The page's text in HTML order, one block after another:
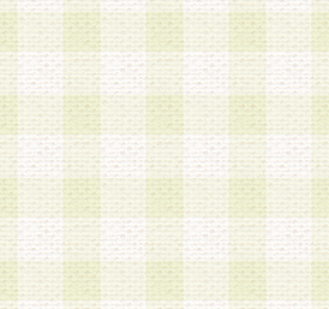
ら事項以外の目的で個人情報を利
意を得たうえで利用するものとし
実施または運営
係る謝礼、景品、調査サンプル品
話、メール等の問い合わせなどへ
に付随する業務
個人を識別することのできる情報
の承諾なく第三者に開示すること
情報について第三者に開示または